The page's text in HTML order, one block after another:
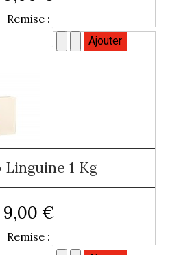
Remise :
1 Kg
9,00 €
Remise :